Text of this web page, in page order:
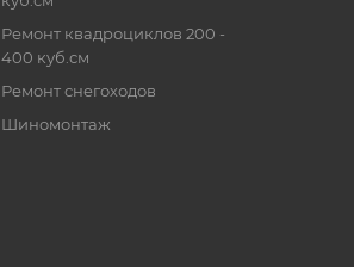
Ремонт квадроциклов 200 -
400 куб.см
Ремонт снегоходов
Шиномонтаж